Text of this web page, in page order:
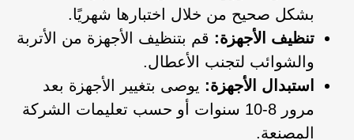
بشكل صحيح من خلال اختبارها شهريًا.
تنظيف الأجهزة: قم بتنظيف الأجهزة من الأتربة
والشوائب لتجنب الأعطال.
استبدال الأجهزة: يوصى بتغيير الأجهزة بعد
مرور 8-10 سنوات أو حسب تعليمات الشركة
المصنعة.